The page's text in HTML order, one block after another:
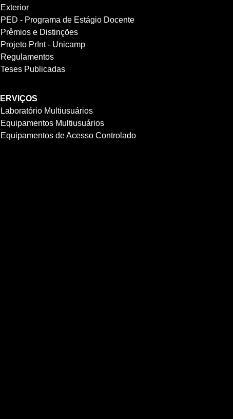
Exterior
PED - Programa de Estágio Docente
Prêmios e Distinções
Projeto PrInt - Unicamp
Regulamentos
Teses Publicadas
Laboratório Multiusuários
Equipamentos Multiusuários
Equipamentos de Acesso Controlado